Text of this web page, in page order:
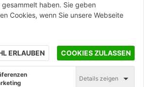
haben. Sie geben
Cookies, wenn Sie unsere Webseite
ERLAUBEN COOKIES ZULASSEN
Details zeigen